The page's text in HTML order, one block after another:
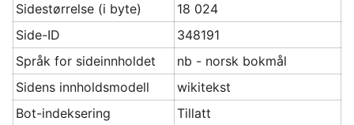
Sidestørrelse (i byte)
18 024
Side-ID
348191
Språk for sideinnholdet
nb - norsk bokmål
Sidens innholdsmodell
wikitekst
Bot-indeksering
Tillatt